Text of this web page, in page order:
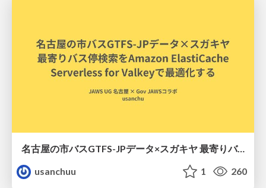
名古屋の市バスGTFS-JPデータ×スガキヤ 最寄りバス停検索をAmazon ElastiCache Serverless for Valkeyで最適化する
usanchuu
1 260